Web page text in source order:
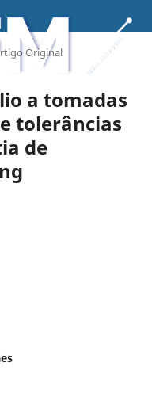
Original
a tomadas
tolerâncias
de